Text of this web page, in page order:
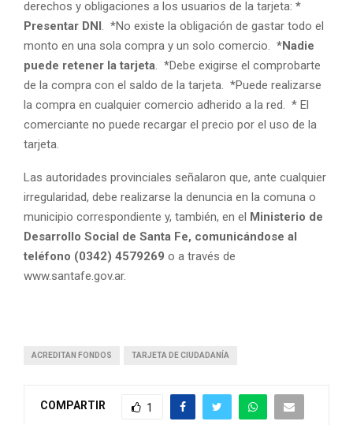
derechos y obligaciones a los usuarios de la tarjeta: *
Presentar DNI . *No existe la obligación de gastar todo el
monto en una sola compra y un solo comercio. *Nadie
puede retener la tarjeta . *Debe exigirse el comprobarte
de la compra con el saldo de la tarjeta. *Puede realizarse
la compra en cualquier comercio adherido a la red. * El
comerciante no puede recargar el precio por el uso de la
tarjeta.
Las autoridades provinciales señalaron que, ante cualquier
irregularidad, debe realizarse la denuncia en la comuna o
municipio correspondiente y, también, en el Ministerio de
Desarrollo Social de Santa Fe, comunicándose al
teléfono (0342) 4579269 o a través de
www.santafe.gov.ar.
ACREDITAN FONDOS TARJETA DE CIUDADANÍA
COMPARTIR 1